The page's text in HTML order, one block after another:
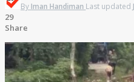
By Iman Handiman Last updated
29
Share